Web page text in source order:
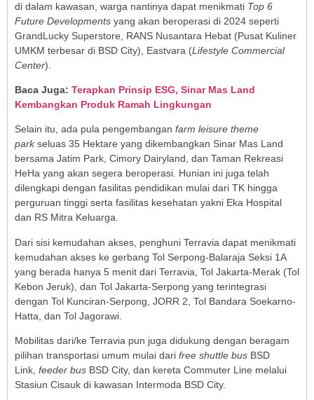
di dalam kawasan, warga nantinya dapat menikmati Top 6
Future Developments yang akan beroperasi di 2024 seperti
GrandLucky Superstore, RANS Nusantara Hebat (Pusat Kuliner
UMKM terbesar di BSD City), Eastvara (Lifestyle Commercial
Center).
Baca Juga: Terapkan Prinsip ESG, Sinar Mas Land
Kembangkan Produk Ramah Lingkungan
Selain itu, ada pula pengembangan farm leisure theme
parkseluas 35 Hektare yang dikembangkan Sinar Mas Land
bersama Jatim Park, Cimory Dairyland, dan Taman Rekreasi
HeHa yang akan segera beroperasi. Hunian ini juga telah
dilengkapi dengan fasilitas pendidikan mulai dari TK hingga
perguruan tinggi serta fasilitas kesehatan yakni Eka Hospital
dan RS Mitra Keluarga.
Dari sisi kemudahan akses, penghuni Terravia dapat menikmati
kemudahan akses ke gerbang Tol Serpong-Balaraja Seksi 1A
yang berada hanya 5 menit dari Terravia, Tol Jakarta-Merak (Tol
Kebon Jeruk), dan Tol Jakarta-Serpong yang terintegrasi
dengan Tol Kunciran-Serpong, JORR 2, Tol Bandara Soekarno-
Hatta, dan Tol Jagorawi.
Mobilitas dari/ke Terravia pun juga didukung dengan beragam
pilihan transportasi umum mulai dari free shuttle bus BSD
Link, feeder bus BSD City, dan kereta Commuter Line melalui
Stasiun Cisauk di kawasan Intermoda BSD City.